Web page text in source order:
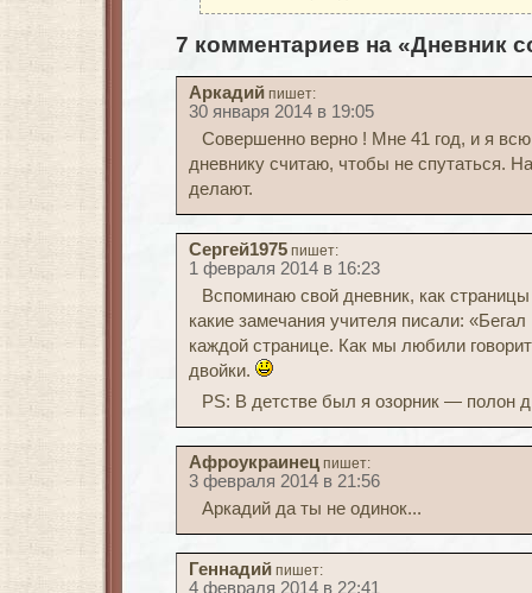
7 комментариев на «Дневник
Аркадий пишет:
30 января 2014 в 19:05
Совершенно верно ! Мне 41 год, и я
дневнику считаю, чтобы не спутаться.
делают.
Сергей1975 пишет:
1 февраля 2014 в 16:23
Вспоминаю свой дневник, как
какие замечания учителя писали:
каждой странице. Как мы любили
двойки.
PS: В детстве был я озорник — полон
Афроукраинец пишет:
3 февраля 2014 в 21:56
Аркадий да ты не одинок...
Геннадий пишет:
4 февраля 2014 в 22:41